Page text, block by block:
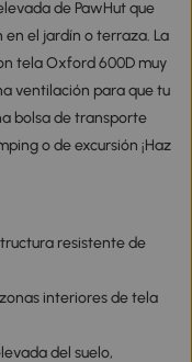
de PawHut que
el jardín o terraza. La
tela Oxford 600D muy
ventilación para que tu
bolsa de transporte
o de excursión ¡Haz
resistente de
interiores de tela
del suelo,